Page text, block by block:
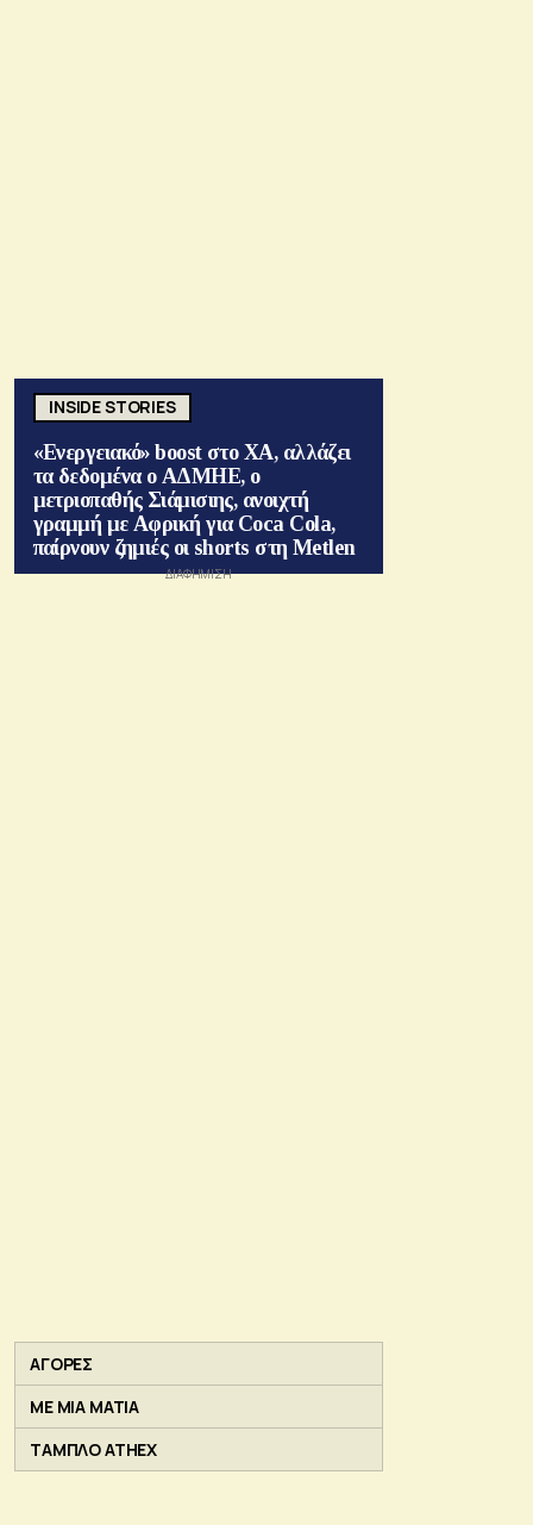
INSIDE STORIES
«Ενεργειακό» boost στο ΧΑ, αλλάζει
τα δεδομένα ο ΑΔΜΗΕ, ο
μετριοπαθής Σιάμισιης, ανοιχτή
γραμμή με Αφρική για Coca Cola,
παίρνουν ζημιές οι shorts στη Metlen
ΑΓΟΡΕΣ
ΜΕ ΜΙΑ ΜΑΤΙΑ
ΤΑΜΠΛΟ ATHEX